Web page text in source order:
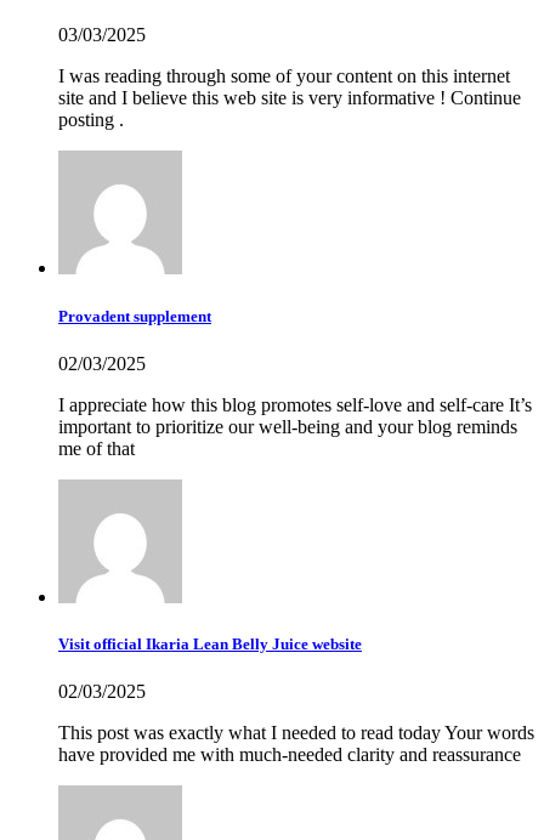
03/03/2025
I was reading through some of your content on this internet
site and I believe this web site is very informative ! Continue
posting .
Provadent supplement
02/03/2025
I appreciate how this blog promotes self-love and self-care It’s
important to prioritize our well-being and your blog reminds
me of that
Visit official Ikaria Lean Belly Juice website
02/03/2025
This post was exactly what I needed to read today Your words
have provided me with much-needed clarity and reassurance